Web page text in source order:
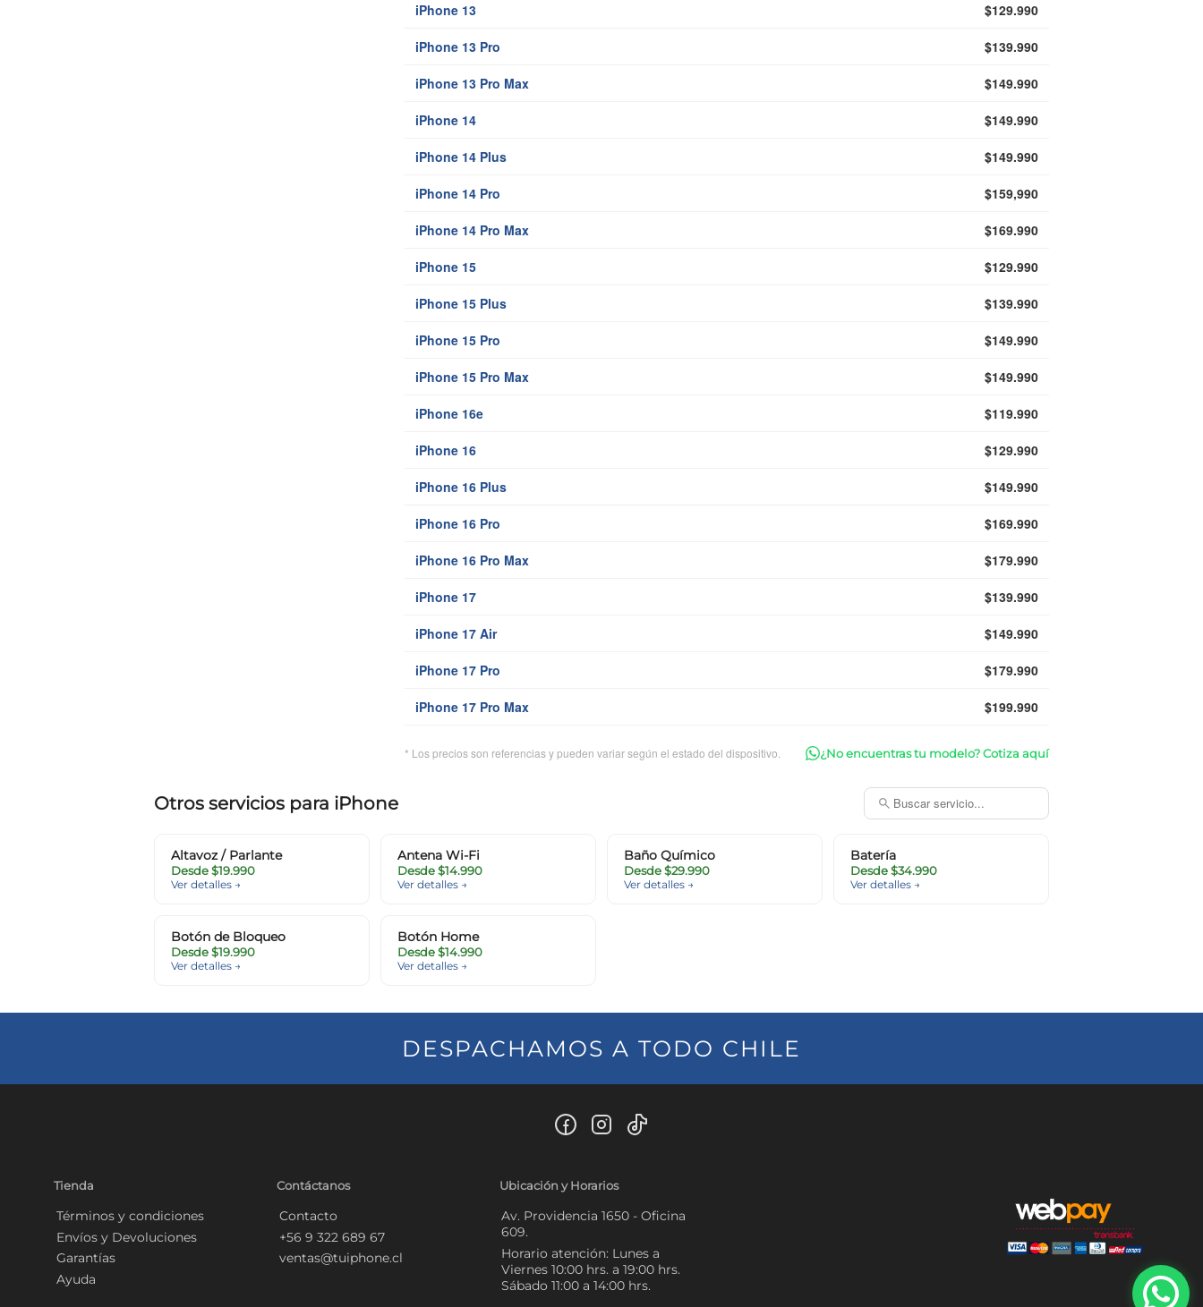
iPhone 13 $129.990
iPhone 13 Pro $139.990
iPhone 13 Pro Max $149.990
iPhone 14 $149.990
iPhone 14 Plus $149.990
iPhone 14 Pro $159,990
iPhone 14 Pro Max $169.990
iPhone 15 $129.990
iPhone 15 Plus $139.990
iPhone 15 Pro $149.990
iPhone 15 Pro Max $149.990
iPhone 16e $119.990
iPhone 16 $129.990
iPhone 16 Plus $149.990
iPhone 16 Pro $169.990
iPhone 16 Pro Max $179.990
iPhone 17 $139.990
iPhone 17 Air $149.990
iPhone 17 Pro $179.990
iPhone 17 Pro Max $199.990
* Los precios son referencias y pueden variar según el estado del dispositivo. ¿No encuentras tu modelo? Cotiza aquí
Otros servicios para iPhone
Altavoz / Parlante
Desde $19.990
Ver detalles →
Antena Wi-Fi
Desde $14.990
Ver detalles →
Baño Químico
Desde $29.990
Ver detalles →
Batería
Desde $34.990
Ver detalles →
Botón de Bloqueo
Desde $19.990
Ver detalles →
Botón Home
Desde $14.990
Ver detalles →
DESPACHAMOS A TODO CHILE
Tienda
Términos y condiciones
Envíos y Devoluciones
Garantías
Ayuda
Contáctanos
Contacto
+56 9 322 689 67
ventas@tuiphone.cl
Ubicación y Horarios
Av. Providencia 1650 - Oficina
609.
Horario atención: Lunes a
Viernes 10:00 hrs. a 19:00 hrs.
Sábado 11:00 a 14:00 hrs.